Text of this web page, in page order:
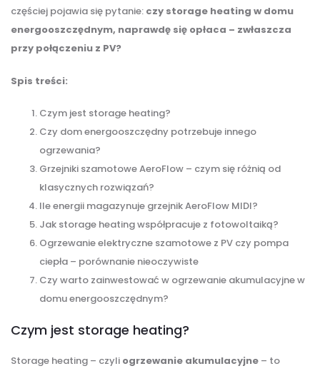
częściej pojawia się pytanie: czy storage heating w domu
energooszczędnym, naprawdę się opłaca – zwłaszcza
przy połączeniu z PV?
Spis treści:
Czym jest storage heating?
Czy dom energooszczędny potrzebuje innego
ogrzewania?
Grzejniki szamotowe AeroFlow – czym się różnią od
klasycznych rozwiązań?
Ile energii magazynuje grzejnik AeroFlow MIDI?
Jak storage heating współpracuje z fotowoltaiką?
Ogrzewanie elektryczne szamotowe z PV czy pompa
ciepła – porównanie nieoczywiste
Czy warto zainwestować w ogrzewanie akumulacyjne w
domu energooszczędnym?
Czym jest storage heating?
Storage heating – czyli ogrzewanie akumulacyjne – to